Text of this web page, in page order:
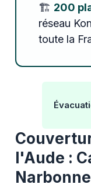
🏗️ 200
réseau
toute la
l'Aude :